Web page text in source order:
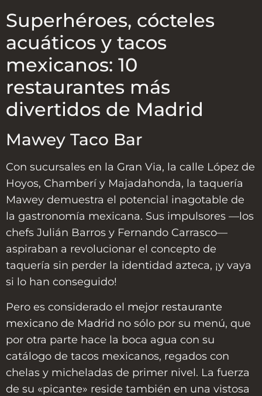
Superhéroes, cócteles
acuáticos y tacos
mexicanos: 10
restaurantes más
divertidos de Madrid
Mawey Taco Bar
Con sucursales en la Gran Via, la calle López de
Hoyos, Chamberí y Majadahonda, la taquería
Mawey demuestra el potencial inagotable de
la gastronomía mexicana. Sus impulsores —los
chefs Julián Barros y Fernando Carrasco—
aspiraban a revolucionar el concepto de
taquería sin perder la identidad azteca, ¡y vaya
si lo han conseguido!
Pero es considerado el mejor restaurante
mexicano de Madrid no sólo por su menú, que
por otra parte hace la boca agua con su
catálogo de tacos mexicanos, regados con
chelas y micheladas de primer nivel. La fuerza
de su «picante» reside también en una vistosa